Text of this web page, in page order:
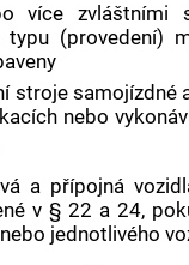
více zvláštními
typu (provedení)
stroje samojízdné
nebo
a přípojná
v § 22 a 24,
jednotlivého